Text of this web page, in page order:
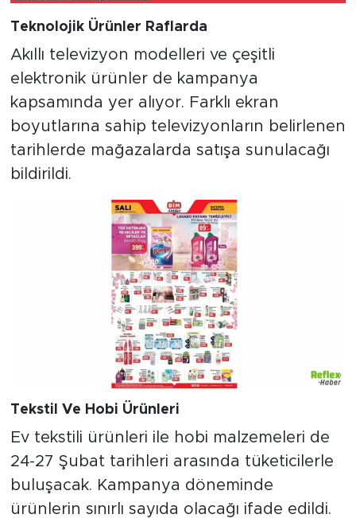
Teknolojik Ürünler Raflarda
Akıllı televizyon modelleri ve çeşitli
elektronik ürünler de kampanya
kapsamında yer alıyor. Farklı ekran
boyutlarına sahip televizyonların belirlenen
tarihlerde mağazalarda satışa sunulacağı
bildirildi.
Tekstil Ve Hobi Ürünleri
Ev tekstili ürünleri ile hobi malzemeleri de
24-27 Şubat tarihleri arasında tüketicilerle
buluşacak. Kampanya döneminde
ürünlerin sınırlı sayıda olacağı ifade edildi.